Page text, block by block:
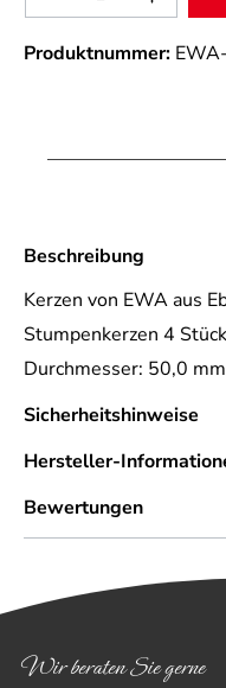
Produktnummer:
Beschreibung
Kerzen von EWA aus
Stumpenkerzen 4
Durchmesser: 50,0
Sicherheitshinweise
Hersteller-
Bewertungen
Wir beraten Sie gerne